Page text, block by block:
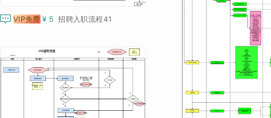
 VIP免费 ¥ 5 招聘入职流程41